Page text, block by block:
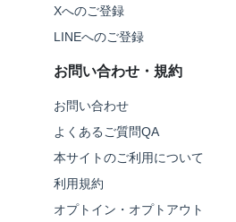
Xへのご登録
LINEへのご登録
お問い合わせ・規約
お問い合わせ
よくあるご質問QA
本サイトのご利用について
利用規約
オプトイン・オプトアウト